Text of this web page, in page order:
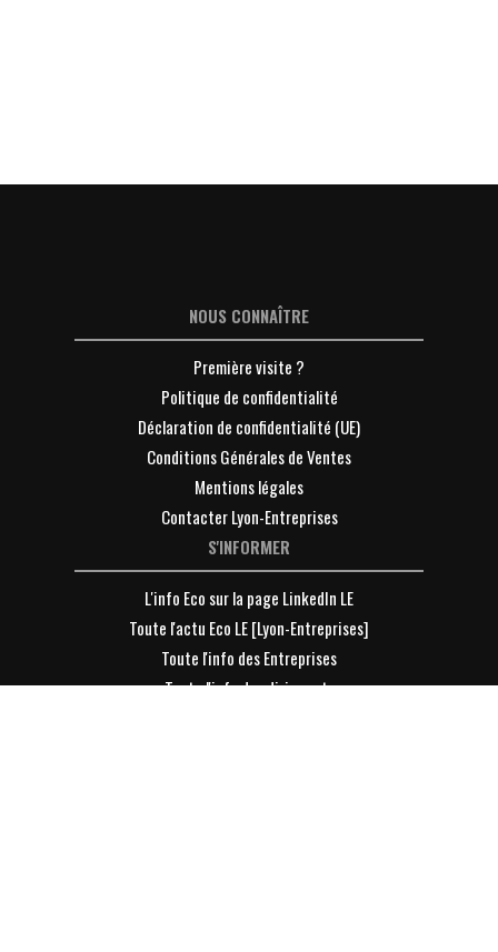
NOUS CONNAÎTRE
Première visite ?
Politique de confidentialité
Déclaration de confidentialité (UE)
Conditions Générales de Ventes
Mentions légales
Contacter Lyon-Entreprises
S'INFORMER
L'info Eco sur la page LinkedIn LE
Toute l'actu Eco LE [Lyon-Entreprises]
Toute l'info des Entreprises
Toute l'info des dirigeants